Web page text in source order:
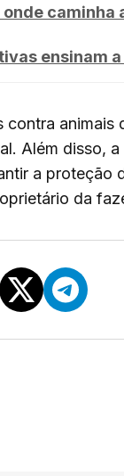
caminha
ensinam
animais
Além disso,
a proteção
da